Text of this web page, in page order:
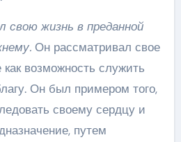
свою жизнь в преданной
Он рассматривал свое
возможность служить
Он был примером того,
своему сердцу и
путем